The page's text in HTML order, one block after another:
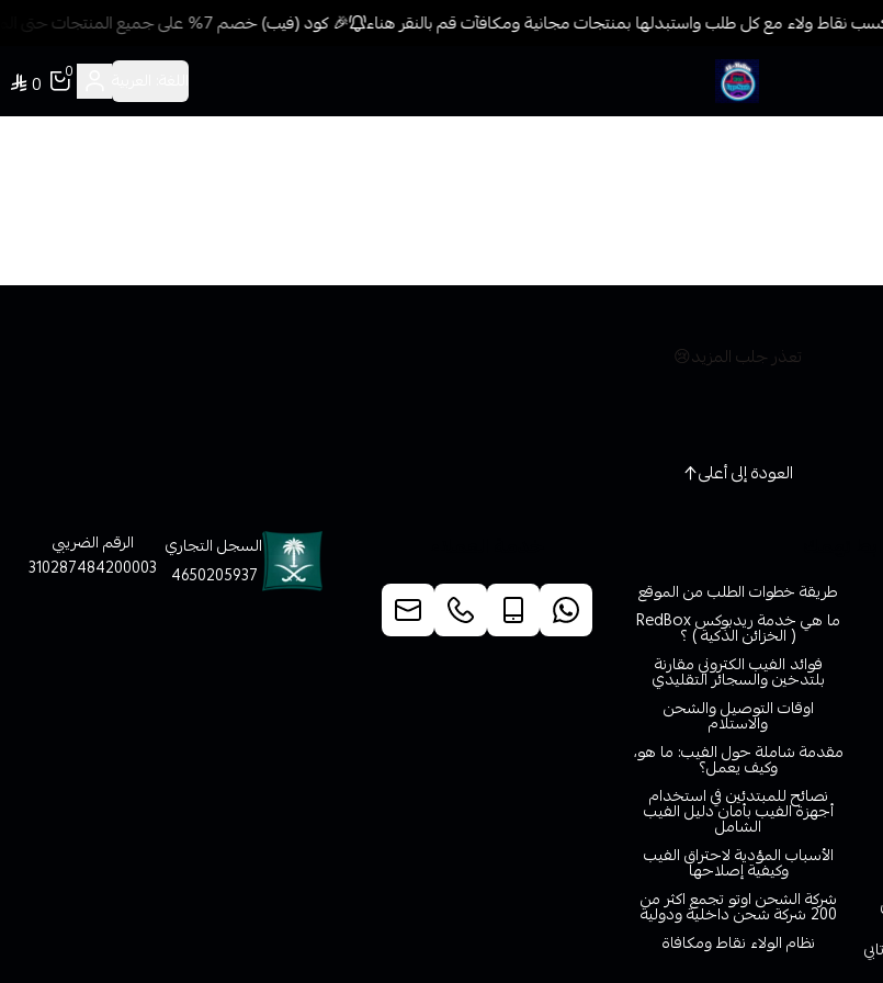
نقاط ولاء مع كل طلب واستبدلها بمنتجات مجانية ومكافآت قم بالنقر هناء 🎉 كود (فيب) خصم 7% على جميع المنتجات حتى المخفضة مسبقًا للمشتريات 499 ريال + شحن وتوصيل مجاني
فيب المدينة
0
0
تعذر جلب المزيد😢
العودة إلى أعلى
طريقة خطوات الطلب من الموقع
ما هي خدمة ريدبوكس RedBox
( الخزائن الذكية ) ؟
فوائد الفيب الكتروني مقارنة
بلتدخين والسجائر التقليدي
اوقات التوصيل والشحن
والاستلام
مقدمة شاملة حول الفيب: ما هو،
وكيف يعمل؟
نصائح للمبتدئين في استخدام
أجهزة الفيب بأمان دليل الفيب
الشامل
الأسباب المؤدية لاحتراق الفيب
وكيفية إصلاحها
شركة الشحن اوتو تجمع اكثر من
200 شركة شحن داخلية ودولية
نظام الولاء نقاط ومكافاة
السجل التجاري
4650205937
الرقم الضريبي
310287484200003